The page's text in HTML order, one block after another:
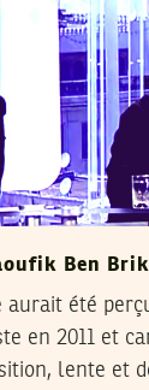
Ben Brik
aurait été
en 2011 et
lente et